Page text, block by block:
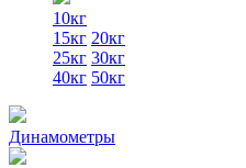
10кг
15кг 20кг
25кг 30кг
40кг 50кг
Динамометры